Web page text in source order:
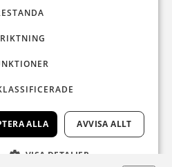
– Fredag : 07:00-16:00
– Fredag : 07:00-16:00
Verkstad
– Fredag : 07:00-16:00
– Fredag : 07:00-16:00
0411-297 70
info@michelsensbil.se
ALLA AVVISA ALLT
VISA DETALJER